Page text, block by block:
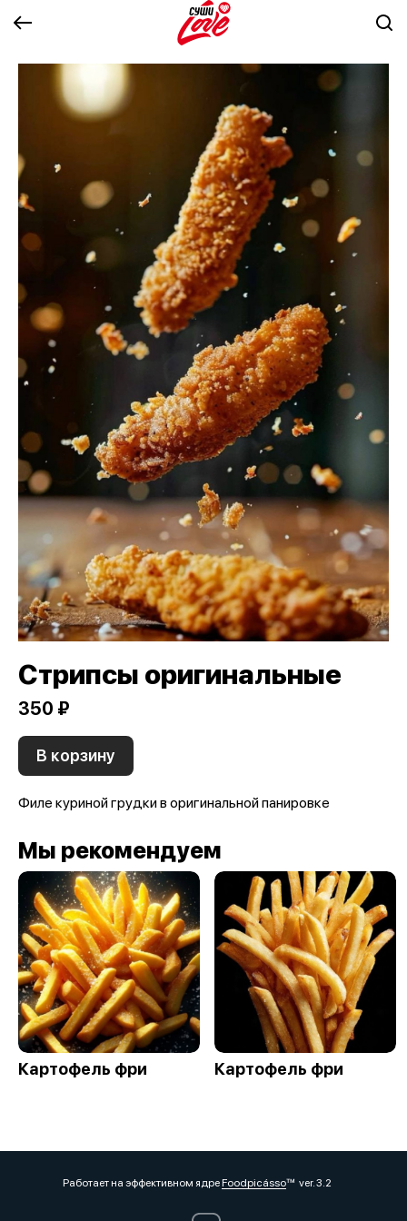
Стрипсы оригинальные
350 ₽
В корзину
Филе куриной грудки в оригинальной панировке
Мы рекомендуем
Картофель фри Картофель фри
Работает на эффективном ядреFoodpicássover. 3.2